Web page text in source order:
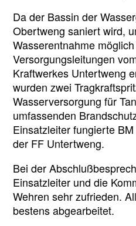
Da der Bassin der
Obertweng saniert wird,
Wasserentnahme
Versorgungsleitungen
Kraftwerkes Untertweng
wurden zwei
Wasserversorgung für
umfassenden
Einsatzleiter fungierte
der FF Untertweng.
Bei der
Einsatzleiter und die
Wehren sehr zufrieden.
bestens abgearbeitet.